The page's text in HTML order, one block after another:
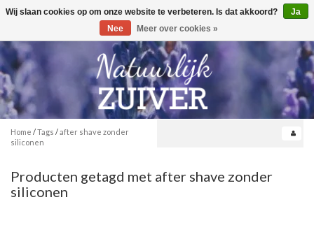
Toggle
0
Home /Tags /after shave zonder
siliconen
Producten getagd met after shave zonder
siliconen
Wij slaan cookies op om onze website te verbeteren. Is dat akkoord?
Ja
Nee
Meer over cookies »